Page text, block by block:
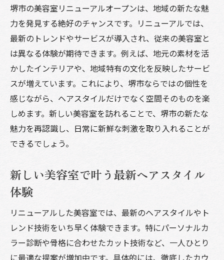
堺市の美容室で体験する癒しの施術とは
心地よい美容室空間で過ごす贅沢なひとと
き
美容室で受ける丁寧なカウンセリングの魅
力
リニューアル美容室の充実したサービス内
容
癒し重視の美容室リニューアル体験談
最新トレンドを楽しむ美容室選びのポイント
堺市の美容室で話題のヘアカラーを体験し
徴
美容室リニューアルで導入された新技術の
紹介
堺市の美容室リニューアルオープンは、地域の新たな魅
力を発見する絶好のチャンスです。リニューアルでは、
最新のトレンドやサービスが導入され、従来の美容室と
は異なる体験が期待できます。例えば、地元の素材を活
かしたインテリアや、地域特有の文化を反映したサービ
スが増えています。これにより、堺市ならではの個性を
感じながら、ヘアスタイルだけでなく空間そのものを楽
しめます。新しい美容室を訪れることで、堺市の新たな
魅力を再認識し、日常に新鮮な刺激を取り入れることが
できるでしょう。
新しい美容室で叶う最新ヘアスタイル
体験
リニューアルした美容室では、最新のヘアスタイルやト
レンド技術をいち早く体験できます。特にパーソナルカ
ラー診断や骨格に合わせたカット技術など、一人ひとり
に最適な提案が増加中です。具体的には、徹底したカウ